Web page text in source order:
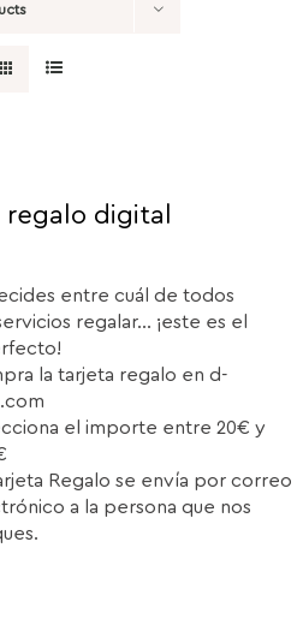
regalo digital
entre cuál de todos
regalar... ¡este es el
la tarjeta regalo en d-
el importe entre 20€ y
Regalo se envía por correo
a la persona que nos